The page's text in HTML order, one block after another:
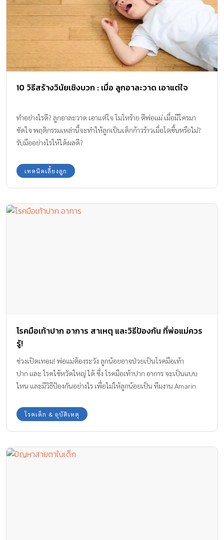
10 วิธีสร้างวินัยเชิงบวก : เมื่อ ลูกอาละวาด เอาแต่ใจ
ทำอย่างไรดี? ลูกอาละวาด เอาแต่ใจ โมโหร้าย ตีพ่อแม่ เมื่อมีใครมา
ขัดใจ พฤติกรรมเหล่านี้จะทำให้ลูกเป็นเด็กก้าวร้าวเมื่อโตขึ้นหรือไม่?
รับมืออย่างไรให้ได้ผลดี?
เทคนิคเลี้ยงลูก
โรคมือเท้าปาก อาการ สาเหตุ และวิธีป้องกัน ที่พ่อแม่ควร
รู้!
ช่วงเปิดเทอม! พ่อแม่ต้องระวัง ลูกน้อยอาจป่วยเป็นโรคมือเท้า
ปาก และ โรคไข้หวัดใหญ่ ได้ ซึ่ง โรคมือเท้าปาก อาการ จะเป็นแบบ
ไหน และมีวิธีป้องกันอย่างไร เพื่อไม่ให้ลูกน้อยเป็น ทีมงาน Amarin
โรคเด็ก & อุบัติเหตุ